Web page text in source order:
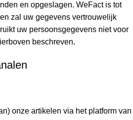
en opgeslagen. WeFact is tot
zal uw gegevens vertrouwelijk
uw persoonsgegevens niet voor
beschreven.
onze artikelen via het platform van